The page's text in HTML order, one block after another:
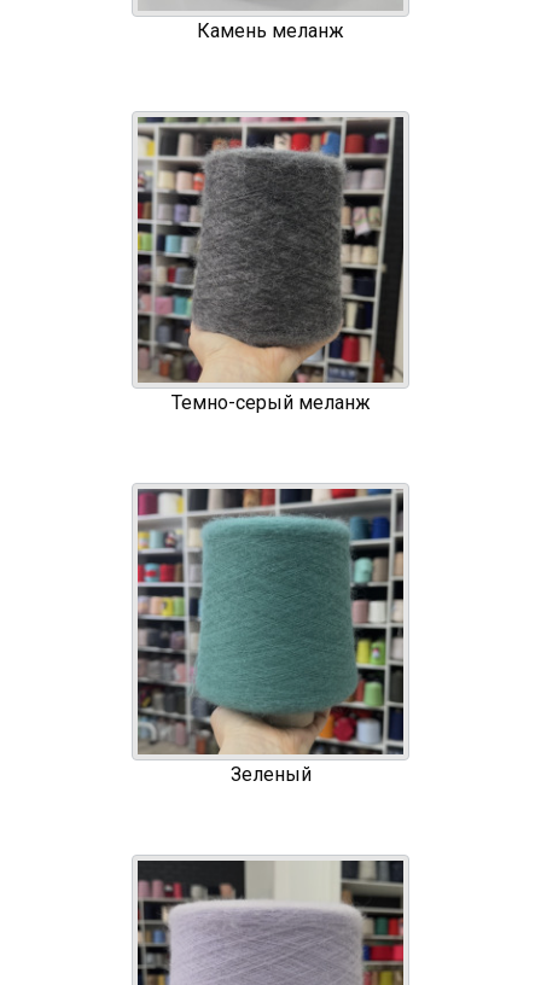
Камень меланж
Темно-серый меланж
Зеленый